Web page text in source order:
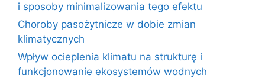
i sposoby minimalizowania tego efektu
Choroby pasożytnicze w dobie zmian
klimatycznych
Wpływ ocieplenia klimatu na strukturę i
funkcjonowanie ekosystemów wodnych